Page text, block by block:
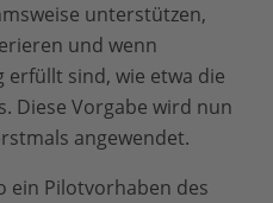
unterstützen,
und wenn
sind, wie etwa die
Diese Vorgabe wird nun
angewendet.
ein Pilotvorhaben des